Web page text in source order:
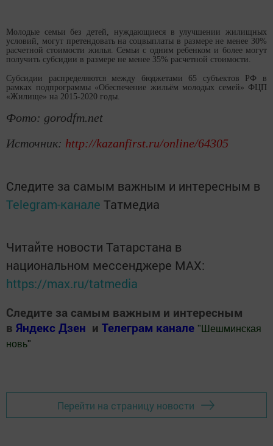
Молодые семьи без детей, нуждающиеся в улучшении жилищных
условий, могут претендовать на соцвыплаты в размере не менее 30%
расчетной стоимости жилья. Семьи с одним ребенком и более могут
получить субсидии в размере не менее 35% расчетной стоимости.
Субсидии распределяются между бюджетами 65 субъектов РФ в
рамках подпрограммы «Обеспечение жильём молодых семей» ФЦП
«Жилище» на 2015-2020 годы.
Фото: gorodfm.net
Источник: http://kazanfirst.ru/online/64305
Следите за самым важным и интересным в
Telegram-канале Татмедиа
Читайте новости Татарстана в
национальном мессенджере MАХ:
https://max.ru/tatmedia
Следите за самым важным и интересным
в Яндекс Дзен и Телеграм канале " Шешминская
новь"
Перейти на страницу новости